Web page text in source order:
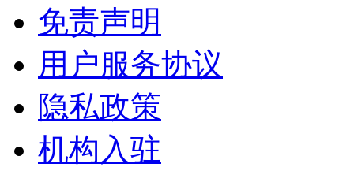
免责声明
用户服务协议
隐私政策
机构入驻